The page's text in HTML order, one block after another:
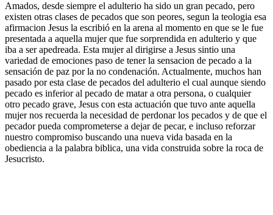
Amados, desde siempre el adulterio ha sido un gran pecado, pero
existen otras clases de pecados que son peores, segun la teologia esa
afirmacion Jesus la escribió en la arena al momento en que se le fue
presentada a aquella mujer que fue sorprendida en adulterio y que
iba a ser apedreada. Esta mujer al dirigirse a Jesus sintio una
variedad de emociones paso de tener la sensacion de pecado a la
sensación de paz por la no condenación. Actualmente, muchos han
pasado por esta clase de pecados del adulterio el cual aunque siendo
pecado es inferior al pecado de matar a otra persona, o cualquier
otro pecado grave, Jesus con esta actuación que tuvo ante aquella
mujer nos recuerda la necesidad de perdonar los pecados y de que el
pecador pueda comprometerse a dejar de pecar, e incluso reforzar
nuestro compromiso buscando una nueva vida basada en la
obediencia a la palabra biblica, una vida construida sobre la roca de
Jesucristo.